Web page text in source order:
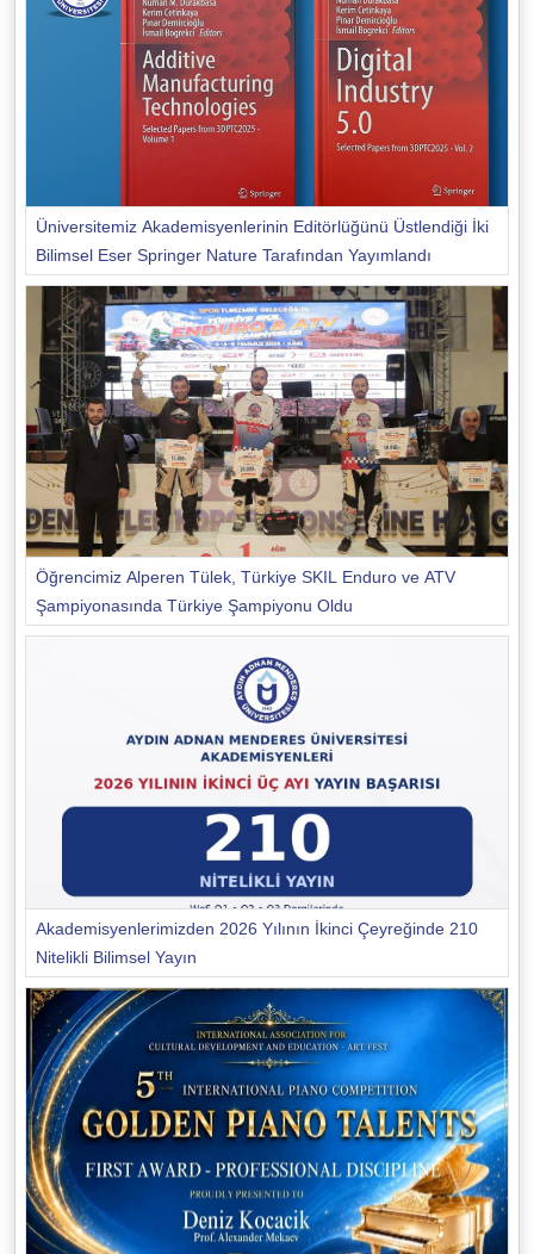
Üniversitemiz Akademisyenlerinin Editörlüğünü Üstlendiği İki
Bilimsel Eser Springer Nature Tarafından Yayımlandı
Öğrencimiz Alperen Tülek, Türkiye SKIL Enduro ve ATV
Şampiyonasında Türkiye Şampiyonu Oldu
Akademisyenlerimizden 2026 Yılının İkinci Çeyreğinde 210
Nitelikli Bilimsel Yayın